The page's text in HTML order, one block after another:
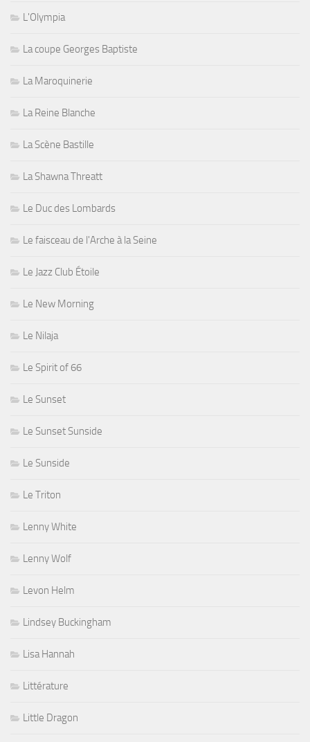
L'Olympia
La coupe Georges Baptiste
La Maroquinerie
La Reine Blanche
La Scène Bastille
La Shawna Threatt
Le Duc des Lombards
Le faisceau de l'Arche à la Seine
Le Jazz Club Étoile
Le New Morning
Le Nilaja
Le Spirit of 66
Le Sunset
Le Sunset Sunside
Le Sunside
Le Triton
Lenny White
Lenny Wolf
Levon Helm
Lindsey Buckingham
Lisa Hannah
Littérature
Little Dragon